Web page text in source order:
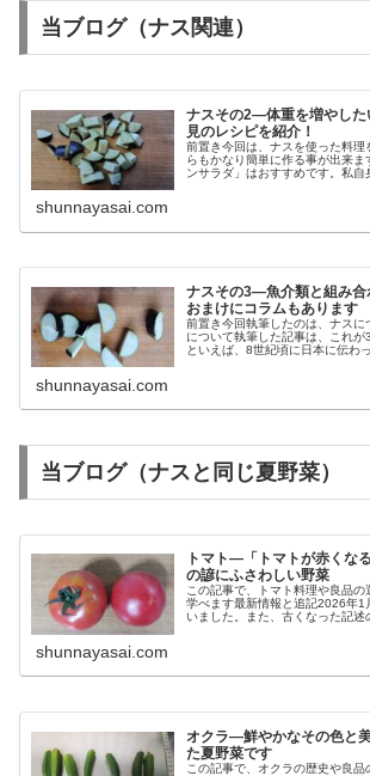
当ブログ（ナス関連）
ナスその2―体重を増やした
見のレシピを紹介！
前置き今回は、ナスを使った料理
らもかなり簡単に作る事が出来ま
ンサラダ」はおすすめです。私自
shunnayasai.com
ナスその3―魚介類と組み合
おまけにコラムもあります
前置き今回執筆したのは、ナスに
について執筆した記事は、これが
といえば、8世紀頃に日本に伝わ
shunnayasai.com
当ブログ（ナスと同じ夏野菜）
トマト―「トマトが赤くな
の諺にふさわしい野菜
この記事で、トマト料理や良品
学べます最新情報と追記2026年1
いました。また、古くなった記述
shunnayasai.com
オクラ―鮮やかなその色と
た夏野菜です
この記事で、オクラの歴史や良